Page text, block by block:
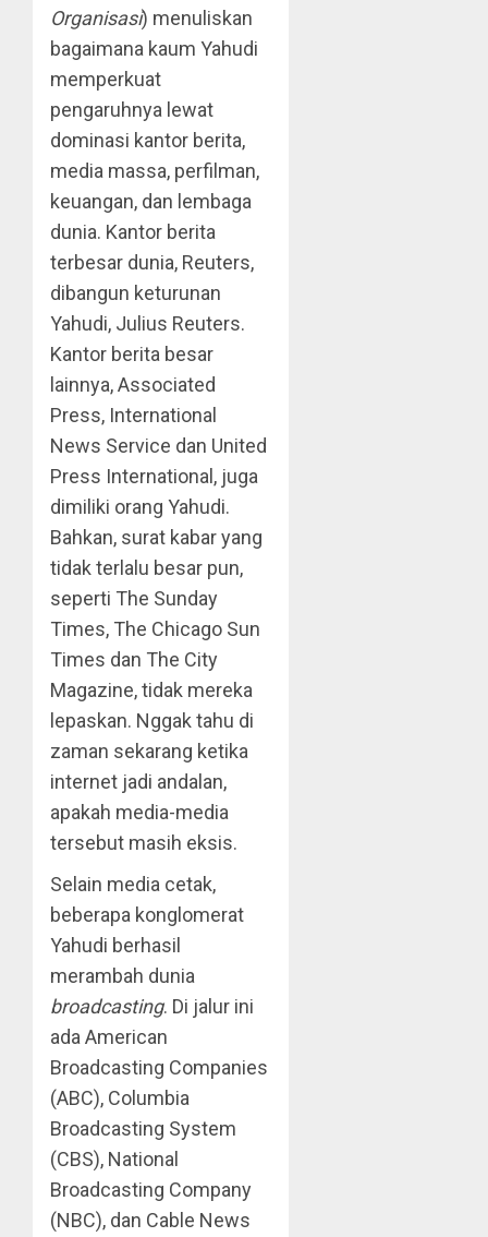
Organisasi) menuliskan
bagaimana kaum Yahudi
memperkuat
pengaruhnya lewat
dominasi kantor berita,
media massa, perfilman,
keuangan, dan lembaga
dunia. Kantor berita
terbesar dunia, Reuters,
dibangun keturunan
Yahudi, Julius Reuters.
Kantor berita besar
lainnya, Associated
Press, International
News Service dan United
Press International, juga
dimiliki orang Yahudi.
Bahkan, surat kabar yang
tidak terlalu besar pun,
seperti The Sunday
Times, The Chicago Sun
Times dan The City
Magazine, tidak mereka
lepaskan. Nggak tahu di
zaman sekarang ketika
internet jadi andalan,
apakah media-media
tersebut masih eksis.
Selain media cetak,
beberapa konglomerat
Yahudi berhasil
merambah dunia
broadcasting. Di jalur ini
ada American
Broadcasting Companies
(ABC), Columbia
Broadcasting System
(CBS), National
Broadcasting Company
(NBC), dan Cable News